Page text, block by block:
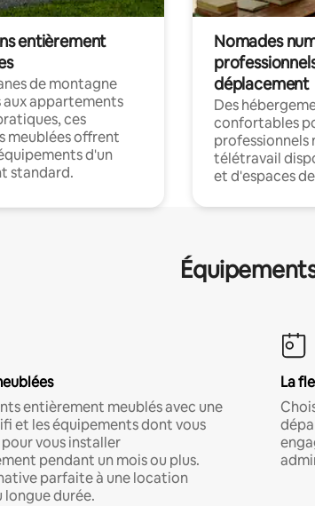
entièrement
de montagne
aux appartements
ces
meublées offrent
d'un
standard.
Nomades
déplacement
Des
confortables
professionnels
télétravail
et d'espaces
entièrement meublés avec une
et les équipements dont vous
vous installer
pendant un mois ou plus.
parfaite à une location
longue durée.
La